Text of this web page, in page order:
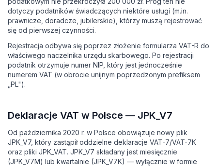
dotyczy podatników świadczących niektóre usługi (m.in.
prawnicze, doradcze, jubilerskie), którzy muszą rejestrować
się od pierwszej czynności.
Rejestracja odbywa się poprzez złożenie formularza VAT-R do
właściwego naczelnika urzędu skarbowego. Po rejestracji
podatnik otrzymuje numer NIP, który jest jednocześnie
numerem VAT (w obrocie unijnym poprzedzonym prefiksem
„PL").
Deklaracje VAT w Polsce — JPK_V7
Od października 2020 r. w Polsce obowiązuje nowy plik
JPK_V7, który zastąpił oddzielne deklaracje VAT-7/VAT-7K
oraz pliki JPK_VAT. JPK_V7 składany jest miesięcznie
(JPK_V7M) lub kwartalnie (JPK_V7K) — wyłącznie w formie